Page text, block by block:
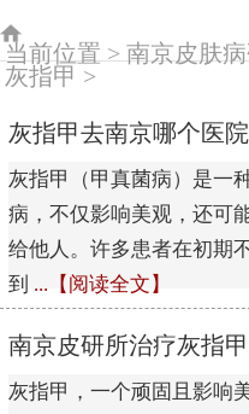
当前位置 > 南京皮肤
灰指甲 >
灰指甲去南京哪个医
灰指甲（甲真菌病）是一
病，不仅影响美观，还可
给他人。许多患者在初期
到 ...【阅读全文】
南京皮研所治疗灰指
灰指甲，一个顽固且影响